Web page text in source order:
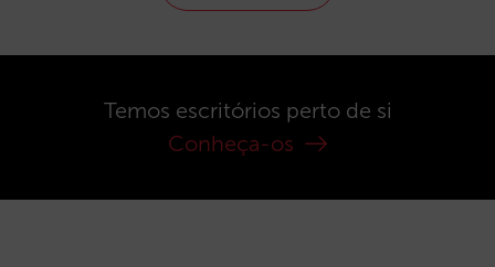
Temos escritórios perto de si
Conheça-os